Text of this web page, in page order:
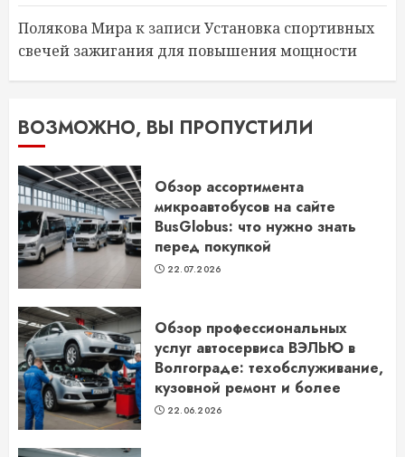
Полякова Мирак записиУстановка спортивных
свечей зажигания для повышения мощности
ВОЗМОЖНО, ВЫ ПРОПУСТИЛИ
Обзор ассортимента
микроавтобусов на сайте
BusGlobus: что нужно знать
перед покупкой
22.07.2026
Обзор профессиональных
услуг автосервиса ВЭЛЬЮ в
Волгограде: техобслуживание,
кузовной ремонт и более
22.06.2026